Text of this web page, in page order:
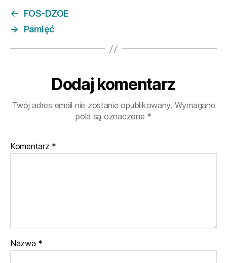
←
FOS-DZOE
→
Pamięć
Dodaj komentarz
Twój adres email nie zostanie opublikowany. Wymagane
pola są oznaczone *
Komentarz *
Nazwa *